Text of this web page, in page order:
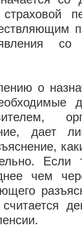
о
дает
Если
чем